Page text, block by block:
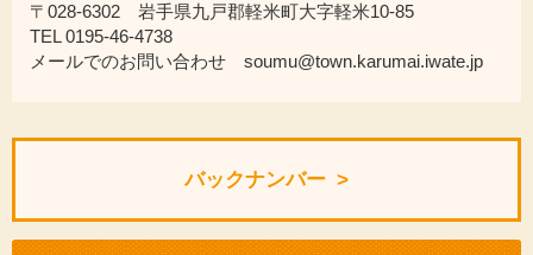
〒028-6302 岩手県九戸郡軽米町大字軽米10-85
TEL 0195-46-4738
メールでのお問い合わせ soumu@town.karumai.iwate.jp
バックナンバー